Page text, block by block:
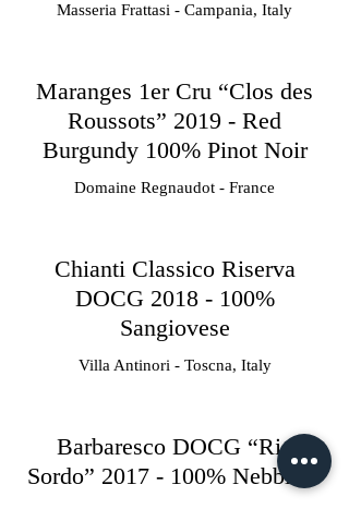
Masseria Frattasi - Campania, Italy
Maranges 1er Cru “Clos des
Roussots” 2019 - Red
Burgundy 100% Pinot Noir
Domaine Regnaudot - France
Chianti Classico Riserva
DOCG 2018 - 100%
Sangiovese
Villa Antinori - Toscna, Italy
Barbaresco DOCG “Rio
Sordo” 2017 - 100% Nebbiolo